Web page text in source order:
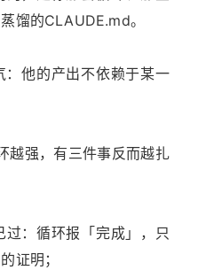
馏的CLAUDE.md。
他的产出不依赖于某一
越强，有三件事反而越扎
：循环报「完成」，只
证明；